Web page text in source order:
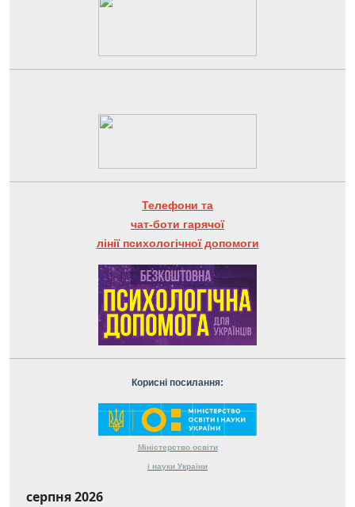
Телефони та
чат-боти гарячої
лінії психологічної допомоги
Корисні посилання:
Міністерство освіти
і науки України
серпня 2026